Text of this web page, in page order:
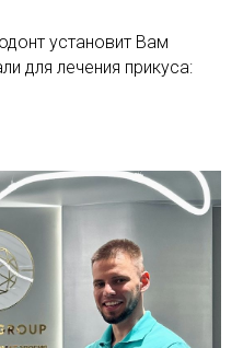
установит Вам
для лечения прикуса: